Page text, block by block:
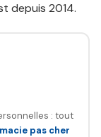
depuis 2014.
: tout
pas cher